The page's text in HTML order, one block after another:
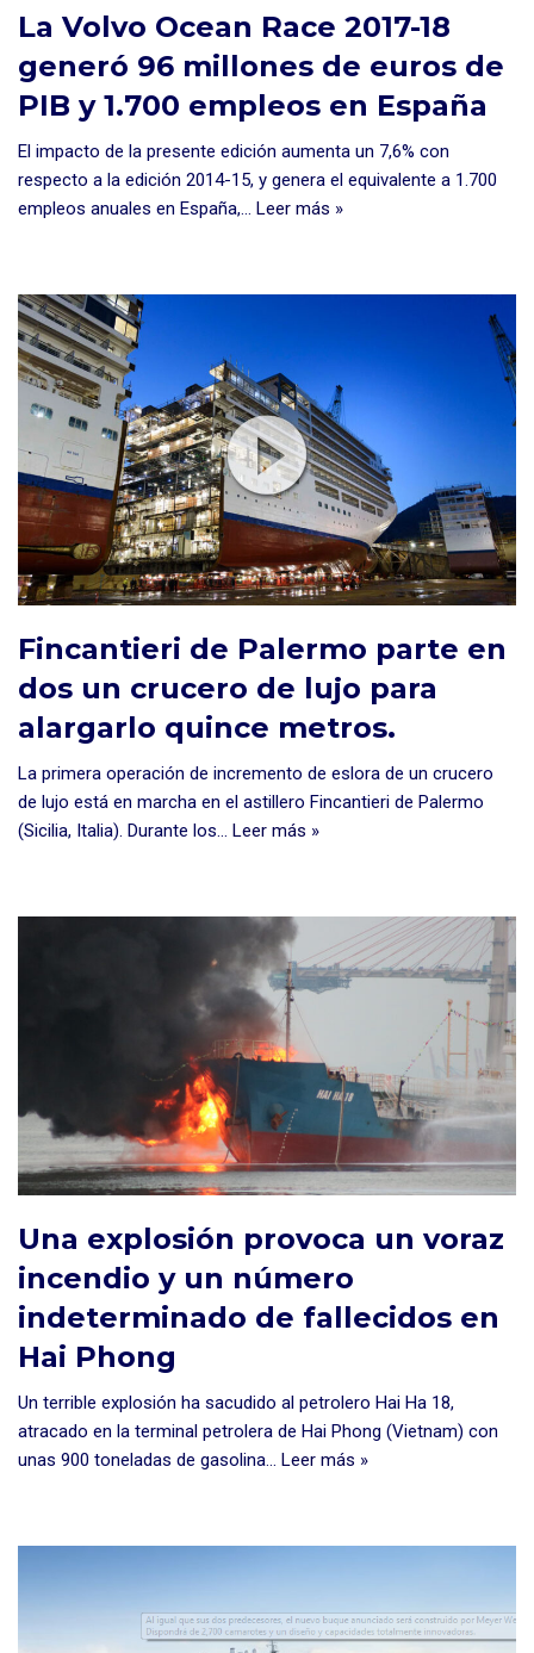
La Volvo Ocean Race 2017-18
generó 96 millones de euros de
PIB y 1.700 empleos en España
El impacto de la presente edición aumenta un 7,6% con
respecto a la edición 2014-15, y genera el equivalente a 1.700
empleos anuales en España,… Leer más »
Fincantieri de Palermo parte en
dos un crucero de lujo para
alargarlo quince metros.
La primera operación de incremento de eslora de un crucero
de lujo está en marcha en el astillero Fincantieri de Palermo
(Sicilia, Italia). Durante los… Leer más »
Una explosión provoca un voraz
incendio y un número
indeterminado de fallecidos en
Hai Phong
Un terrible explosión ha sacudido al petrolero Hai Ha 18,
atracado en la terminal petrolera de Hai Phong (Vietnam) con
unas 900 toneladas de gasolina… Leer más »